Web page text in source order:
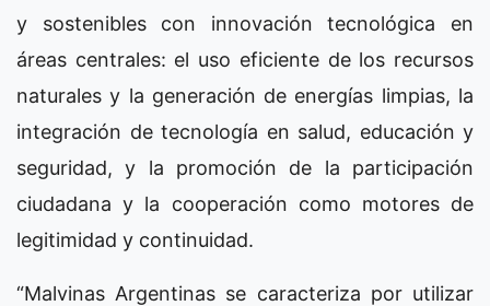
y sostenibles con innovación tecnológica en
áreas centrales: el uso eficiente de los recursos
naturales y la generación de energías limpias, la
integración de tecnología en salud, educación y
seguridad, y la promoción de la participación
ciudadana y la cooperación como motores de
legitimidad y continuidad.
“Malvinas Argentinas se caracteriza por utilizar